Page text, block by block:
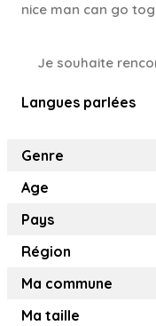
nice man can go
Je souhaite
Langues parlées
Genre
Age
Pays
Région
Ma commune
Ma taille